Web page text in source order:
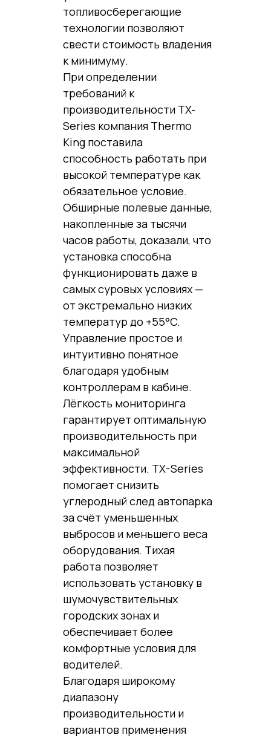
топливосберегающие
технологии позволяют
свести стоимость владения
к минимуму.
При определении
требований к
производительности TX-
Series компания Thermo
King поставила
способность работать при
высокой температуре как
обязательное условие.
Обширные полевые данные,
накопленные за тысячи
часов работы, доказали, что
установка способна
функционировать даже в
самых суровых условиях —
от экстремально низких
температур до +55°C.
Управление простое и
интуитивно понятное
благодаря удобным
контроллерам в кабине.
Лёгкость мониторинга
гарантирует оптимальную
производительность при
максимальной
эффективности. TX-Series
помогает снизить
углеродный след автопарка
за счёт уменьшенных
выбросов и меньшего веса
оборудования. Тихая
работа позволяет
использовать установку в
шумочувствительных
городских зонах и
обеспечивает более
комфортные условия для
водителей.
Благодаря широкому
диапазону
производительности и
вариантов применения